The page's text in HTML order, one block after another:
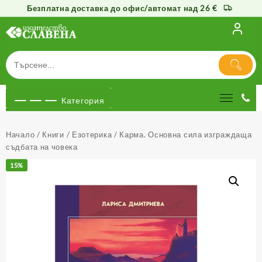
Безплатна доставка до офис/автомат над 26 €
съдържанието
Категория
Начало / Книги / Езотерика / Карма. Основна сила изграждаща
съдбата на човека
15%